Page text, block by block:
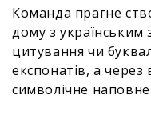
Команда прагне
дому з
цитування чи
експонатів, а через
символічне